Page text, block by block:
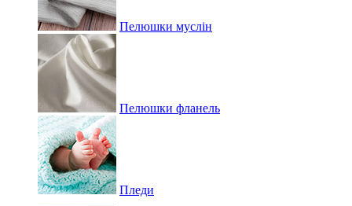
Пелюшки муслін
Пелюшки фланель
Пледи